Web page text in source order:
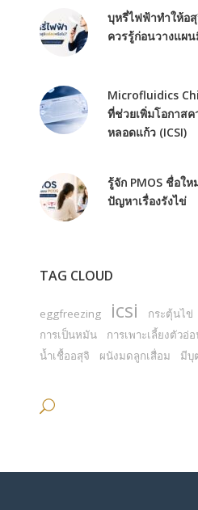
บุหรี่ไฟฟ้าทำให้อ
ควรรู้ก่อนวางแผ
Microfluidics
ที่ช่วยเพิ่มโอกาสค
หลอดแก้ว (ICSI)
รู้จัก PMOS ชื่อใ
ปัญหาเรื่องรังไข่
TAG CLOUD
eggfreezing icsi กระตุ้นไข่
การเป็นหมัน
การเพาะเลี้ยงตัวอ่
น้ำเชื้ออสุจิ
ผนังมดลูกเสื่อม มีบุ